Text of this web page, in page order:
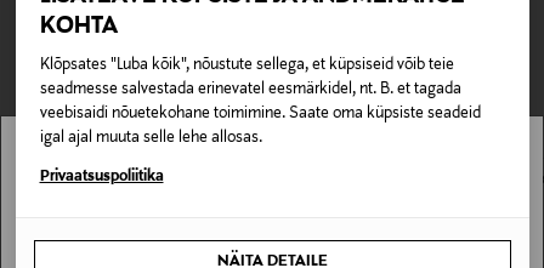
KOHTA
Klõpsates "Luba kõik", nõustute sellega, et küpsiseid võib teie
seadmesse salvestada erinevatel eesmärkidel, nt. B. et tagada
veebisaidi nõuetekohane toimimine. Saate oma küpsiste seadeid
igal ajal muuta selle lehe allosas.
Privaatsuspoliitika
NÄITA DETAILE
Tootenumber
163431482
Materjal
Kivipulber, puit ja plast
0,00 €
Tarnimine pakiautomaati või postkontorisse
0,00 € – 4,90 €
TEISED KLIENDID
VAATASID KA
Stockmann pole Sinu riigis saadaval.